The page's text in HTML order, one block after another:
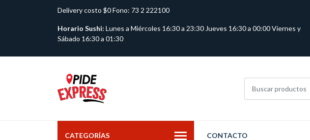
Delivery costo $0 Fono: 73 2 222100
Horario Sushi: Lunes a Miércoles 16:30 a 23:30 Jueves 16:30 a 00:00 Viernes y
Sábado 16:30 a 01:30
CATEGORÍAS CONTACTO